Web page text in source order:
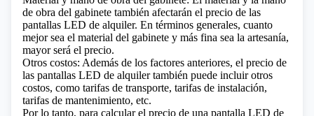
de obra del gabinete también afectarán el precio de las
pantallas LED de alquiler. En términos generales, cuanto
mejor sea el material del gabinete y más fina sea la artesanía,
mayor será el precio.
Otros costos: Además de los factores anteriores, el precio de
las pantallas LED de alquiler también puede incluir otros
costos, como tarifas de transporte, tarifas de instalación,
tarifas de mantenimiento, etc.
Por lo tanto, para calcular el precio de una pantalla LED de